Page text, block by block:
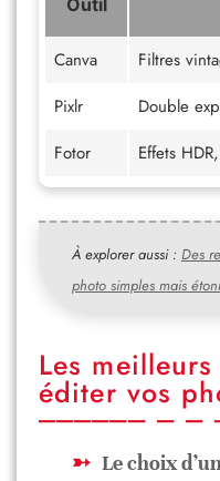
Outil
Canva
Filtres
Pixlr
Double
Fotor
Effets
À explorer aussi : Des
photo simples mais
Les
éditer vos
Le choix